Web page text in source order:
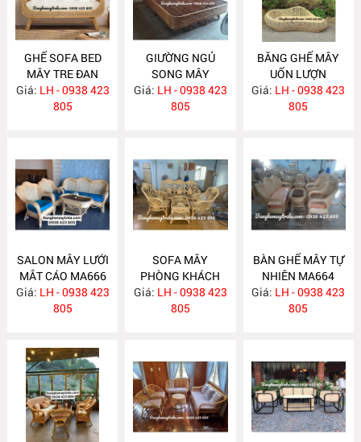
GHẾ SOFA BED
MÂY TRE ĐAN
MA671
Giá: LH - 0938 423
805
GIƯỜNG NGỦ
SONG MÂY
MA670
Giá: LH - 0938 423
805
BĂNG GHẾ MÂY
UỐN LƯỢN
MA667
Giá: LH - 0938 423
805
SALON MÂY LƯỚI
MẮT CÁO MA666
Giá: LH - 0938 423
805
SOFA MÂY
PHÒNG KHÁCH
MA665
Giá: LH - 0938 423
805
BÀN GHẾ MÂY TỰ
NHIÊN MA664
Giá: LH - 0938 423
805